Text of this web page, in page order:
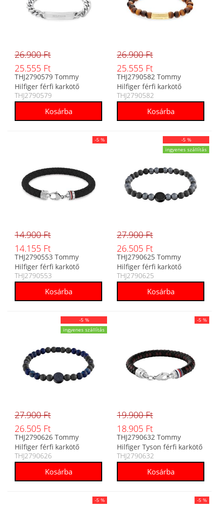
26.900 Ft
25.555 Ft
THJ2790579 Tommy
Hilfiger férfi karkötő
THJ2790579
26.900 Ft
25.555 Ft
THJ2790582 Tommy
Hilfiger férfi karkötő
THJ2790582
-5 %
14.900 Ft
14.155 Ft
THJ2790553 Tommy
Hilfiger férfi karkötő
THJ2790553
-5 %
ingyenes szállítás
27.900 Ft
26.505 Ft
THJ2790625 Tommy
Hilfiger férfi karkötő
THJ2790625
-5 %
ingyenes szállítás
27.900 Ft
26.505 Ft
THJ2790626 Tommy
Hilfiger férfi karkötő
THJ2790626
-5 %
19.900 Ft
18.905 Ft
THJ2790632 Tommy
Hilfiger Tyson férfi karkötő
THJ2790632
-5 % -5 %